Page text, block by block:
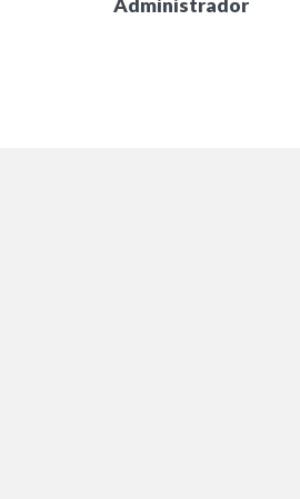
Administrador